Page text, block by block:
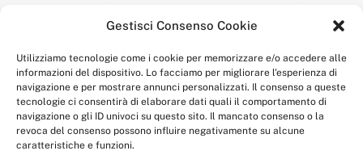
Gestisci Consenso Cookie
Utilizziamo tecnologie come i cookie per memorizzare e/o accedere alle
informazioni del dispositivo. Lo facciamo per migliorare l'esperienza di
navigazione e per mostrare annunci personalizzati. Il consenso a queste
tecnologie ci consentirà di elaborare dati quali il comportamento di
navigazione o gli ID univoci su questo sito. Il mancato consenso o la
revoca del consenso possono influire negativamente su alcune
caratteristiche e funzioni.
“Anagnia” è un marchio registrato presso l’Ufficio Italiano
Economico,
num. registrazione: 302017000014044 del 9 febbraio 2017.
Per contatti:redazione@anagnia.com